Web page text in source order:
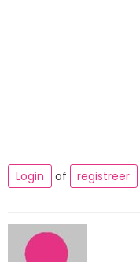
Login
of registreer